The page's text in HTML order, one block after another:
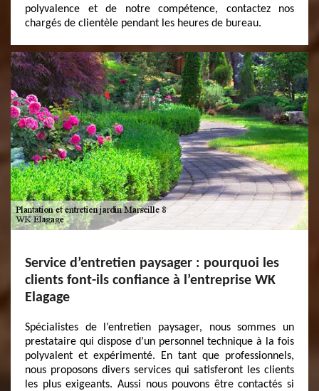
polyvalence et de notre compétence, contactez nos
chargés de clientèle pendant les heures de bureau.
Service d’entretien paysager : pourquoi les
clients font-ils confiance à l’entreprise WK
Elagage
Spécialistes de l’entretien paysager, nous sommes un
prestataire qui dispose d’un personnel technique à la fois
polyvalent et expérimenté. En tant que professionnels,
nous proposons divers services qui satisferont les clients
les plus exigeants. Aussi nous pouvons être contactés si